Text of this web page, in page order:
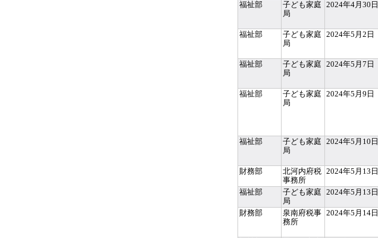
福祉部
子ども家庭
局
2024年4月30日
福祉部
子ども家庭
局
2024年5月2日
福祉部
子ども家庭
局
2024年5月7日
福祉部
子ども家庭
局
2024年5月9日
福祉部
子ども家庭
局
2024年5月10日
財務部
北河内府税
事務所
2024年5月13日
福祉部
子ども家庭
局
2024年5月13日
財務部
泉南府税事
務所
2024年5月14日